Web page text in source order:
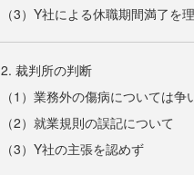
（3）Y社による休職期間満了を
2. 裁判所の判断
（1）業務外の傷病については争
（2）就業規則の誤記について
（3）Y社の主張を認めず